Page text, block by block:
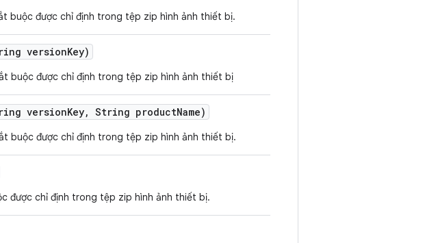
buộc được chỉ định trong tệp zip hình ảnh thiết bị.
versionKey)
buộc được chỉ định trong tệp zip hình ảnh thiết bị
versionKey, String productName)
buộc được chỉ định trong tệp zip hình ảnh thiết bị.
được chỉ định trong tệp zip hình ảnh thiết bị.